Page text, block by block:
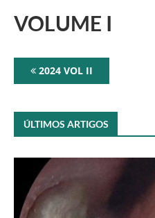
VOLUME I
2024 VOL II
ÚLTIMOS ARTIGOS